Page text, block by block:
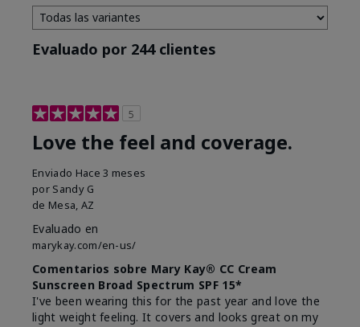
Evaluado por 244 clientes
5
Love the feel and coverage.
Enviado Hace 3 meses
por Sandy G
de Mesa, AZ
Evaluado en
marykay.com/en-us/
Comentarios sobre Mary Kay® CC Cream
Sunscreen Broad Spectrum SPF 15*
I've been wearing this for the past year and love the
light weight feeling. It covers and looks great on my